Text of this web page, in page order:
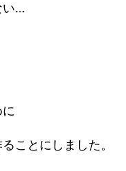
い…
ことにしました。